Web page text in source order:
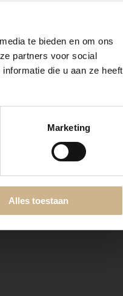
te bieden en om ons
partners voor social
die u aan ze heeft
Marketing
Alles toestaan